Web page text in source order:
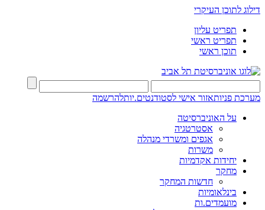
דילוג לתוכן העיקרי
תפריט עליון
תפריט ראשי
תוכן ראשי
מערכת פניותאזור אישי לסטודנטים.יותלהרשמה
על האוניברסיטה
אסטרטגיה
אגפים ומשרדי מנהלה
משרות
יחידות אקדמיות
מחקר
חדשות המחקר
בינלאומיות
מועמדים.ות